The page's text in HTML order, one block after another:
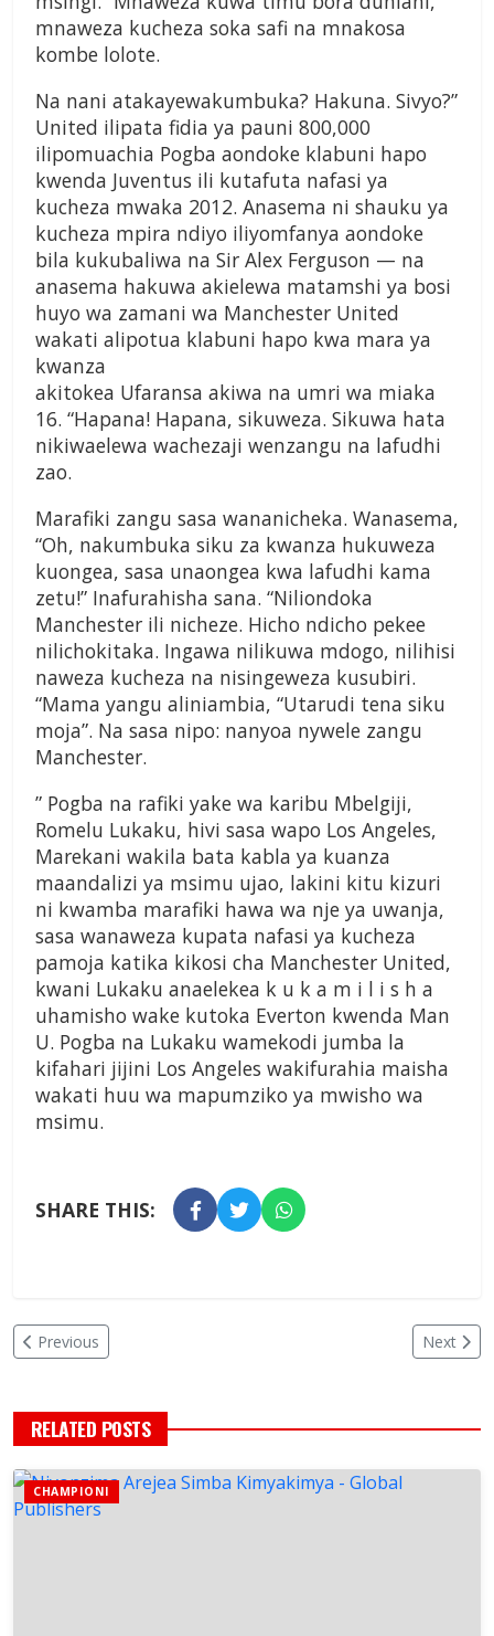
mnaweza kucheza soka safi na mnakosa
kombe lolote.
Na nani atakayewakumbuka? Hakuna. Sivyo?”
United ilipata fidia ya pauni 800,000
ilipomuachia Pogba aondoke klabuni hapo
kwenda Juventus ili kutafuta nafasi ya
kucheza mwaka 2012. Anasema ni shauku ya
kucheza mpira ndiyo iliyomfanya aondoke
bila kukubaliwa na Sir Alex Ferguson — na
anasema hakuwa akielewa matamshi ya bosi
huyo wa zamani wa Manchester United
wakati alipotua klabuni hapo kwa mara ya
kwanza
akitokea Ufaransa akiwa na umri wa miaka
16. “Hapana! Hapana, sikuweza. Sikuwa hata
nikiwaelewa wachezaji wenzangu na lafudhi
zao.
Marafiki zangu sasa wananicheka. Wanasema,
“Oh, nakumbuka siku za kwanza hukuweza
kuongea, sasa unaongea kwa lafudhi kama
zetu!” Inafurahisha sana. “Niliondoka
Manchester ili nicheze. Hicho ndicho pekee
nilichokitaka. Ingawa nilikuwa mdogo, nilihisi
naweza kucheza na nisingeweza kusubiri.
“Mama yangu aliniambia, “Utarudi tena siku
moja”. Na sasa nipo: nanyoa nywele zangu
Manchester.
” Pogba na rafiki yake wa karibu Mbelgiji,
Romelu Lukaku, hivi sasa wapo Los Angeles,
Marekani wakila bata kabla ya kuanza
maandalizi ya msimu ujao, lakini kitu kizuri
ni kwamba marafiki hawa wa nje ya uwanja,
sasa wanaweza kupata nafasi ya kucheza
pamoja katika kikosi cha Manchester United,
kwani Lukaku anaelekea k u k a m i l i s h a
uhamisho wake kutoka Everton kwenda Man
U. Pogba na Lukaku wamekodi jumba la
kifahari jijini Los Angeles wakifurahia maisha
wakati huu wa mapumziko ya mwisho wa
msimu.
SHARE THIS:
Previous Next
RELATED POSTS
CHAMPIONI